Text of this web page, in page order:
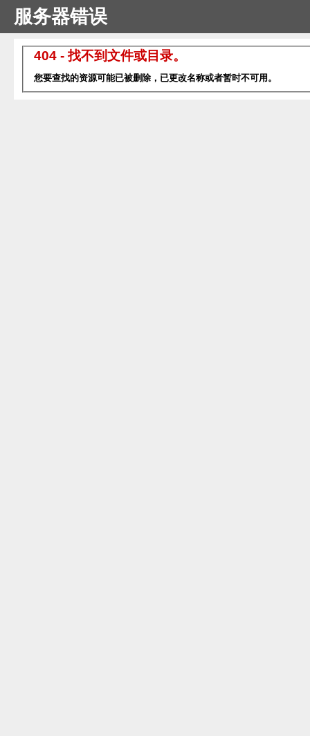
服务器错误
404 - 找不到文件或目录。
您要查找的资源可能已被删除，已更改名称或者暂时不可用。